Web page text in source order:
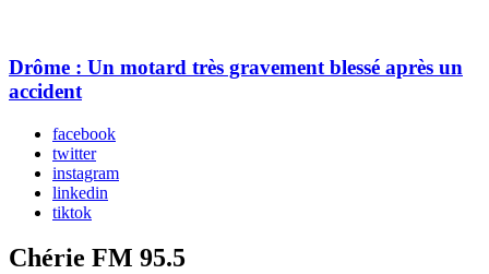
Drôme : Un motard très gravement blessé après un
accident
facebook
twitter
instagram
linkedin
tiktok
Chérie FM 95.5